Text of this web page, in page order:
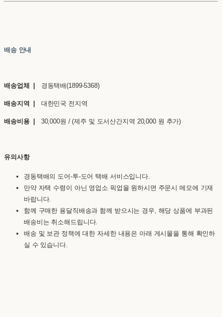
배송 안내
배송업체 | 경동택배(1899-5368)
배송지역 | 대한민국 전지역
배송비용 | 30,000원 / (제주 및 도서산간지역 20,000 원 추가)
유의사항
경동택배의 도어-투-도어 택배 서비스입니다.
만약 자택 수령이 아닌 영업소 픽업을 원하시면 주문시 메모에 기재
바랍니다.
함께 구매한 용달직배송과 함께 받으시는 경우, 해당 상품에 부과된
배송비는 취소해드립니다.
배송 및 보관 정책에 대한 자세한 내용은 아래 게시물을 통해 확인하
실 수 있습니다.